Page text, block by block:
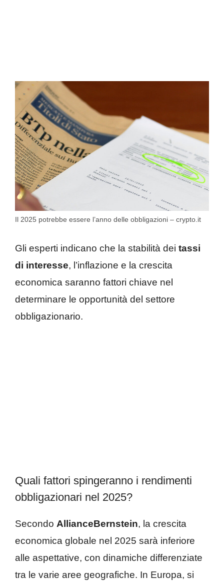
Il 2025 potrebbe essere l’anno delle obbligazioni – crypto.it
Gli esperti indicano che la stabilità dei tassi
di interesse, l’inflazione e la crescita
economica saranno fattori chiave nel
determinare le opportunità del settore
obbligazionario.
Quali fattori spingeranno i rendimenti
obbligazionari nel 2025?
Secondo AllianceBernstein, la crescita
economica globale nel 2025 sarà inferiore
alle aspettative, con dinamiche differenziate
tra le varie aree geografiche. In Europa, si